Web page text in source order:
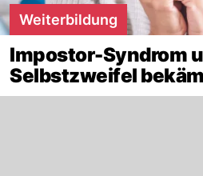
Weiterbildung
Impostor-Syndrom
Selbstzweifel